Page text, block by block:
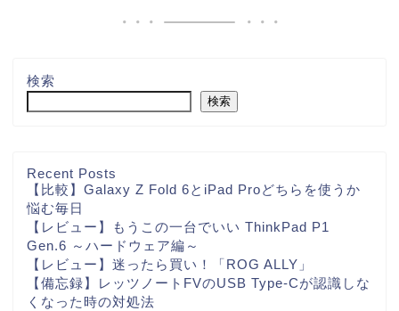
検索
検索
Recent Posts
【比較】Galaxy Z Fold 6とiPad Proどちらを使うか
悩む毎日
【レビュー】もうこの一台でいい ThinkPad P1
Gen.6 ～ハードウェア編～
【レビュー】迷ったら買い！「ROG ALLY」
【備忘録】レッツノートFVのUSB Type-Cが認識しな
くなった時の対処法